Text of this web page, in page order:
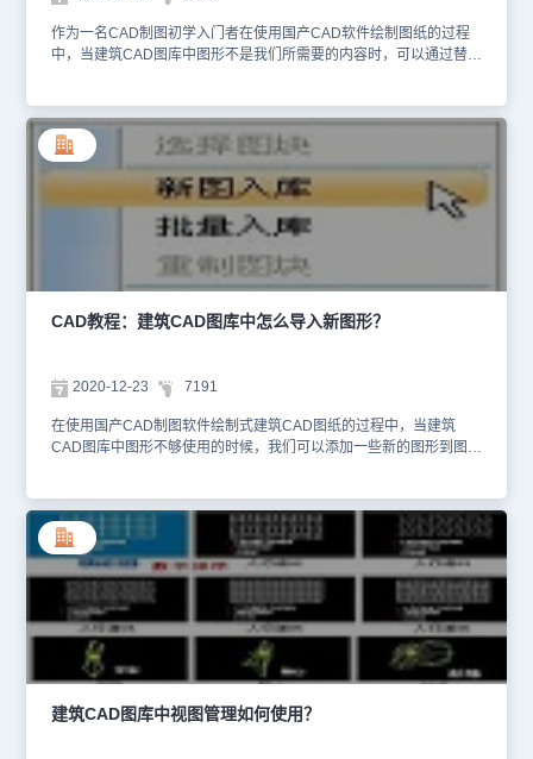
教程来解决哦~
作为一名CAD制图初学入门者在使用国产CAD软件绘制图纸的过程
中，当建筑CAD图库中图形不是我们所需要的内容时，可以通过替换
CAD图库之图块插入与替换的相关操作技巧吧！建筑CAD图库：图
块插入与替换 浩辰CAD建筑软件中从图库管理界面选择一个新图块
插入当前图形中，就是图块插入；对当前图形中所选择的图块进行替
换就是图块替换，注意图块插入目前不支持块属性，插入到图形中的
图块都不带属性需要插入带属性块时，请使用【图框插入】命令插
入，该命令支持带属性图块的插入。建筑CAD图库：图块插入与替换
击按钮，系统返回到图形操作区，从命令行进行图块的定位，并图块
编辑对话框可以设置图块的大小，如下图所示： 在其中可以选择“输
入尺寸”直接给出块参照的最终尺寸；“输入比例”按插入比例给出块参
照的尺寸大小；勾选“统一比例”复选框 保持图块三个方向等比缩放，
命令行提示：点取插入点[转 90(A)/左右(S)/上下(D)/对齐(F)/外框(E)/
转角(R)/基点(T)/更换(C)]<退出>: 给出插入点或者键入选项关键字修
改参数。图块替换：用选中的图块替换当前图中已经存在的块参照，
可以选中保持插入比例不变 或保持块参照尺寸不变。 以上CAD制图
图库中图块进行插入与替换时可以参考本篇CAD教程来解决哦~
CAD教程：建筑CAD图库中怎么导入新图形？
2020-12-23 7191
在使用国产CAD制图软件绘制式建筑CAD图纸的过程中，当建筑
CAD图库中图形不够使用的时候，我们可以添加一些新的图形到图库
库之新图入库与重制的相关操作技巧吧！建筑CAD图库：新图入库与
重制浩辰CAD建筑软件中【新图入库】命令可以把当前图中的局部图
形转为外部图块并加入到图库，【批量入库】 命令可以把磁盘上已
有外部图块按文件夹批量加入图库，【重制】命令利用新图替换图库
中的已有图块或仅修改当前图块的幻灯片或图片，而不修改图库内
容，也可以仅更新构件库内容而不修改幻灯片或图片。建筑CAD图
库：新图入库与重制命令功能说明新图入库： 1. 从工具栏执行【新
图入库】命令，根据命令行提示选择构成图块的图元；也可以在空白
图块预览区单击右键点击新图入库命令，如下图：2. 根据命令行提示
输入图块基点（默认为选择集中心点）；3. 命令行提示制作幻灯片，
三维对象最好键入 H 先进行消隐：制作幻灯片(请用 zoom 调整合适)
建筑CAD图库中视图管理如何使用？